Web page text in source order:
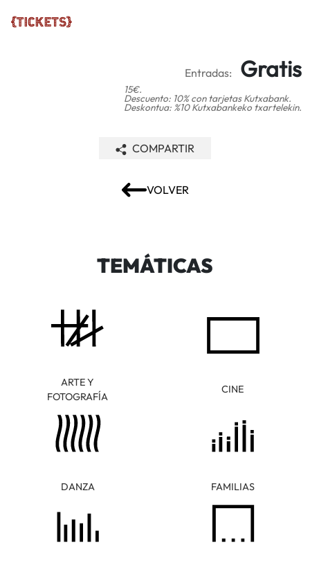
Entradas: Gratis
15€.
Descuento: 10% con tarjetas Kutxabank.
Deskontua: %10 Kutxabankeko txartelekin.
VOLVER
COMPARTIR
TEMÁTICAS
ARTE Y
FOTOGRAFÍA
CINE
DANZA FAMILIAS